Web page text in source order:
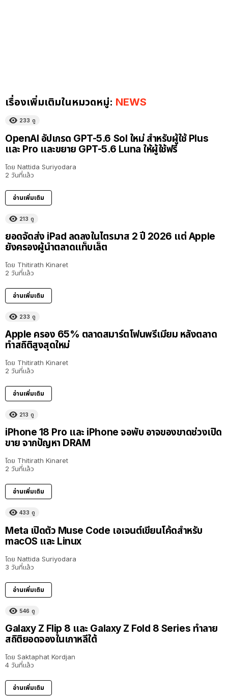
เรื่องเพิ่มเติมในหมวดหมู่: NEWS
233 ดู
OpenAI อัปเกรด GPT-5.6 Sol ใหม่ สำหรับผู้ใช้ Plus
และ Pro และขยาย GPT-5.6 Luna ให้ผู้ใช้ฟรี
โดย Nattida Suriyodara
2 วันที่แล้ว
อ่านเพิ่มเติม
213 ดู
ยอดจัดส่ง iPad ลดลงในไตรมาส 2 ปี 2026 แต่ Apple
ยังครองผู้นำตลาดแท็บเล็ต
โดย Thitirath Kinaret
2 วันที่แล้ว
อ่านเพิ่มเติม
233 ดู
Apple ครอง 65% ตลาดสมาร์ตโฟนพรีเมียม หลังตลาด
ทำสถิติสูงสุดใหม่
โดย Thitirath Kinaret
2 วันที่แล้ว
อ่านเพิ่มเติม
213 ดู
iPhone 18 Pro และ iPhone จอพับ อาจของขาดช่วงเปิด
ขาย จากปัญหา DRAM
โดย Thitirath Kinaret
2 วันที่แล้ว
อ่านเพิ่มเติม
433 ดู
Meta เปิดตัว Muse Code เอเจนต์เขียนโค้ดสำหรับ
macOS และ Linux
โดย Nattida Suriyodara
3 วันที่แล้ว
อ่านเพิ่มเติม
546 ดู
Galaxy Z Flip 8 และ Galaxy Z Fold 8 Series ทำลาย
สถิติยอดจองในเกาหลีใต้
โดย Saktaphat Kordjan
4 วันที่แล้ว
อ่านเพิ่มเติม